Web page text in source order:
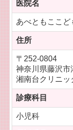
医院名
あべともここど
住所
〒252-0804
神奈川県藤沢市
湘南台クリニッ
診療科目
小児科